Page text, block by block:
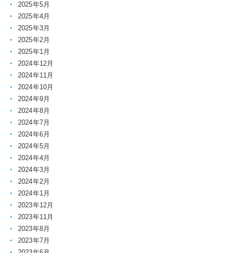
2025年5月
2025年4月
2025年3月
2025年2月
2025年1月
2024年12月
2024年11月
2024年10月
2024年9月
2024年8月
2024年7月
2024年6月
2024年5月
2024年4月
2024年3月
2024年2月
2024年1月
2023年12月
2023年11月
2023年8月
2023年7月